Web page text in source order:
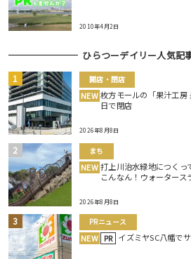
2010年4月2日
ひらつーデイリー人気記
開店・閉店
NEW 枚方モールの「果汁工
日で閉店
2026年8月8日
まち
NEW 打上川治水緑地につくっ
こんなん！ウォータース
2026年8月8日
PRニュース
NEW PR イズミヤSC八幡で